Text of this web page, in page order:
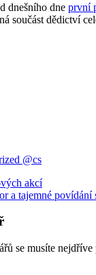
dnešního dne první
součást dědictví
@cs
akcí
a tajemné povídání
se musíte nejdříve